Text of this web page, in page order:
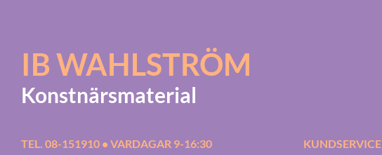
IB WAHLSTRÖM
Konstnärsmaterial
TEL. 08-151910 • VARDAGAR 9-16:30 KUNDSERVICE